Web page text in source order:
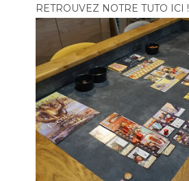
RETROUVEZ NOTRE TUTO ICI !